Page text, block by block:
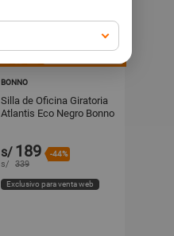
BONNO
Silla de Oficina Giratoria
Atlantis Eco Negro Bonno
s/ 189 -44%
s/ 339
Exclusivo para venta web